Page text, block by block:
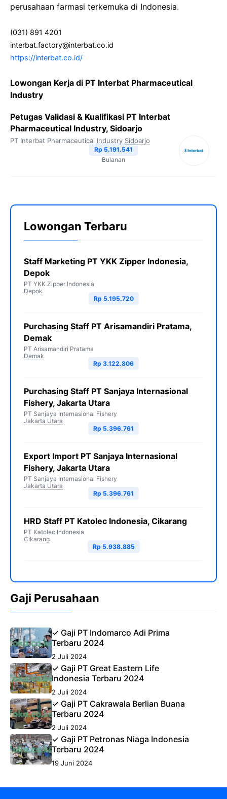
perusahaan farmasi terkemuka di Indonesia.
(031) 891 4201
interbat.factory@interbat.co.id
https://interbat.co.id/
Lowongan Kerja di PT Interbat Pharmaceutical
Industry
Petugas Validasi & Kualifikasi PT Interbat
Pharmaceutical Industry, Sidoarjo
PT Interbat Pharmaceutical Industry Sidoarjo
Rp 5.191.541
Bulanan
Lowongan Terbaru
Staff Marketing PT YKK Zipper Indonesia,
Depok
PT YKK Zipper Indonesia
Depok
Rp 5.195.720
Purchasing Staff PT Arisamandiri Pratama,
Demak
PT Arisamandiri Pratama
Demak
Rp 3.122.806
Purchasing Staff PT Sanjaya Internasional
Fishery, Jakarta Utara
PT Sanjaya Internasional Fishery
Jakarta Utara
Rp 5.396.761
Export Import PT Sanjaya Internasional
Fishery, Jakarta Utara
PT Sanjaya Internasional Fishery
Jakarta Utara
Rp 5.396.761
HRD Staff PT Katolec Indonesia, Cikarang
PT Katolec Indonesia
Cikarang
Rp 5.938.885
Gaji Perusahaan
✓ Gaji PT Indomarco Adi Prima
Terbaru 2024
2 Juli 2024
✓ Gaji PT Great Eastern Life
Indonesia Terbaru 2024
2 Juli 2024
✓ Gaji PT Cakrawala Berlian Buana
Terbaru 2024
2 Juli 2024
✓ Gaji PT Petronas Niaga Indonesia
Terbaru 2024
19 Juni 2024